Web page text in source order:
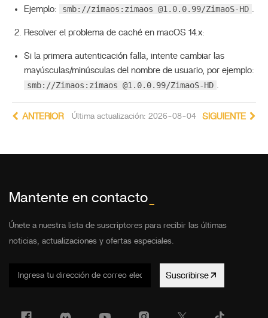
Ejemplo:
smb://zimaos:zimaos @1.0.0.99/ZimaoS-HD .
Resolver el problema de caché en macOS 14.x:
Si la primera autenticación falla, intente cambiar las
mayúsculas/minúsculas del nombre de usuario, por ejemplo:
smb://Zimaos:zimaos @1.0.0.99/ZimaoS-HD .
Última actualización: 2026-08-04
ANTERIOR SIGUIENTE
Mantente en contacto
Únete a nuestra lista de suscriptores para recibir las últimas
noticias, actualizaciones y ofertas especiales.
Suscribirse